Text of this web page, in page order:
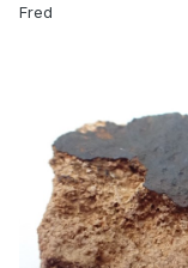
Fred